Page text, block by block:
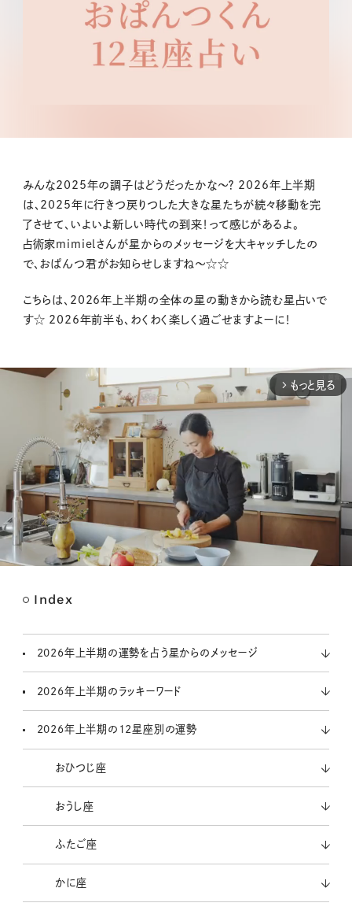
みんな2025年の調子はどうだったかな〜？ 2026年上半期
は、2025年に行きつ戻りつした大きな星たちが続々移動を完
了させて、いよいよ新しい時代の到来！って感じがあるよ。
占術家mimielさんが星からのメッセージを大キャッチしたの
で、おぱんつ君がお知らせしますね〜☆☆
こちらは、2026年上半期の全体の星の動きから読む星占いで
す☆ 2026年前半も、わくわく楽しく過ごせますよーに！
arrow_forward_ios もっと見る
Index
2026年上半期の運勢を占う星からのメッセージ
2026年上半期のラッキーワード
2026年上半期の12星座別の運勢
おひつじ座
おうし座
ふたご座
かに座